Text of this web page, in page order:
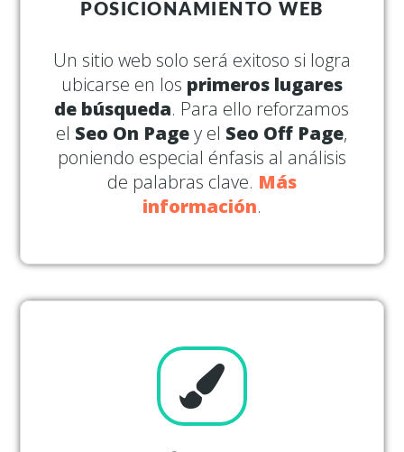
POSICIONAMIENTO WEB
Un sitio web solo será exitoso si logra
ubicarse en los primeros lugares
de búsqueda. Para ello reforzamos
el Seo On Pagey el Seo Off Page,
poniendo especial énfasis al análisis
de palabras clave. Más
información.